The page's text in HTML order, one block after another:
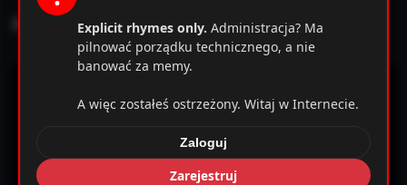
Zabawy ogniemExplicit rhymes only. Administracja? Ma
pilnować porządku technicznego, a nie
banować za memy.
A więc zostałeś ostrzeżony. Witaj w Internecie.
Zaloguj
Zarejestruj